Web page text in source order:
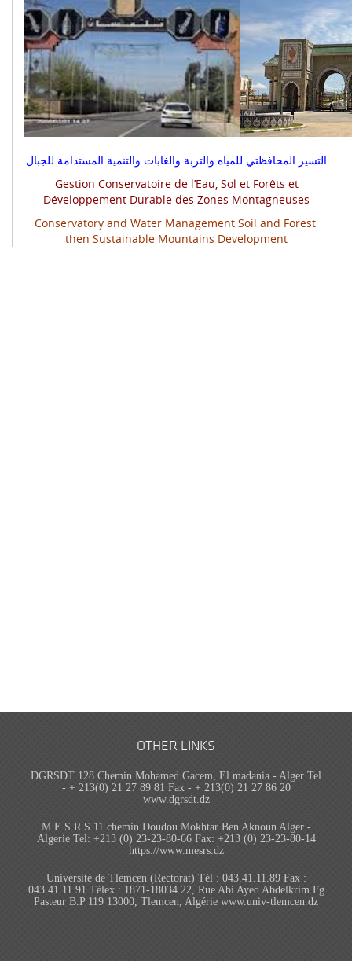
التسير المحافظتي للمياه والتربة والغابات والتنمية المستدامة للجبال
Gestion Conservatoire de l’Eau, Sol et Forêts et
Développement Durable des Zones Montagneuses
Conservatory and Water Management Soil and Forest
then Sustainable Mountains Development
OTHER LINKS
DGRSDT 128 Chemin Mohamed Gacem, El madania - Alger Tel
- + 213(0) 21 27 89 81 Fax - + 213(0) 21 27 86 20
www.dgrsdt.dz
M.E.S.R.S 11 chemin Doudou Mokhtar Ben Aknoun Alger -
Algerie Tel: +213 (0) 23-23-80-66 Fax: +213 (0) 23-23-80-14
https://www.mesrs.dz
Université de Tlemcen (Rectorat) Tél : 043.41.11.89 Fax :
043.41.11.91 Télex : 1871-18034 22, Rue Abi Ayed Abdelkrim Fg
Pasteur B.P 119 13000, Tlemcen, Algérie www.univ-tlemcen.dz